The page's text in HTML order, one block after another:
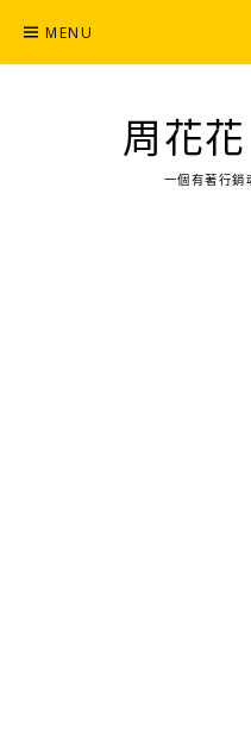
content
MENU
周花
一個有著行銷